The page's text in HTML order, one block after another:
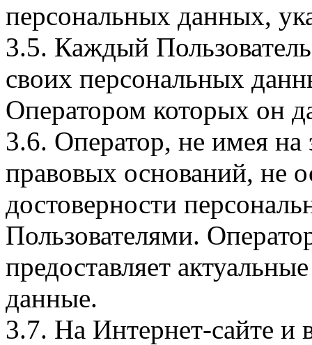
персональных данных,
3.5. Каждый
своих персональных
Оператором которых он
3.6. Оператор, не имея
правовых оснований, не
достоверности
Пользователями.
предоставляет
данные.
3.7. На Интернет-сайте